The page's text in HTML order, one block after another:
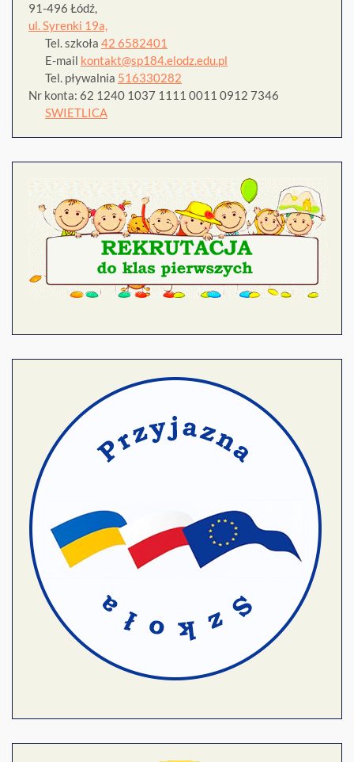
91-496 Łódź,
ul. Syrenki 19a,
Tel. szkoła 42 6582401
E-mail kontakt@sp184.elodz.edu.pl
Tel. pływalnia 516330282
Nr konta: 62 1240 1037 1111 0011 0912 7346
SWIETLICA